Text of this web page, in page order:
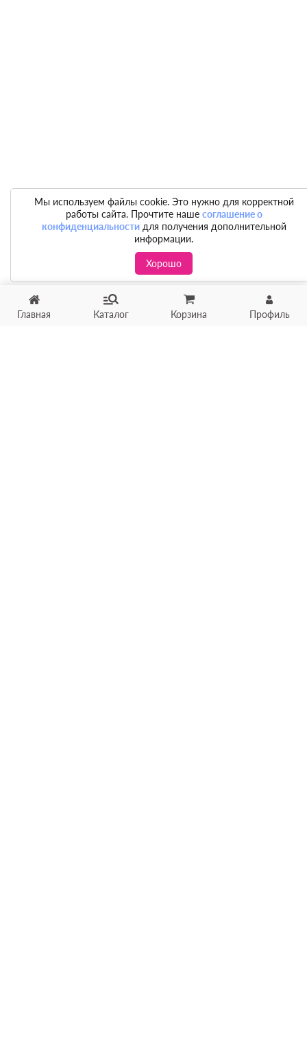
Главная Каталог Корзина Профиль
Мы используем файлы cookie. Это нужно для корректной
работы сайта. Прочтите наше соглашение о
конфиденциальностидля получения дополнительной
информации.
Хорошо